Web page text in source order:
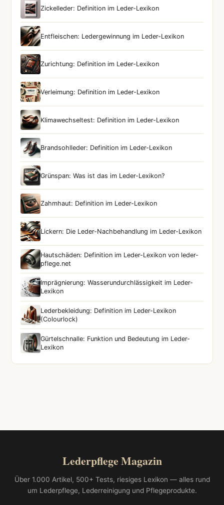
Zickelleder: Definition im Leder-Lexikon
Entfleischen: Ledergewinnung im Leder-Lexikon
Zurichtung: Definition im Leder-Lexikon
Verleimung: Definition im Leder-Lexikon
Klimawechseltest: Definition im Leder-Lexikon
Brandsohlleder: Definition im Leder-Lexikon
Grünspan: Was ist das im Leder-Lexikon?
Zahmhaut: Definition im Leder-Lexikon
Lickern: Die Leder-Nachbehandlung im Leder-Lexikon
Hautschäden: Definition im Leder-Lexikon von leder-
pflege.net
Imprägnierung: Wasserundurchlässigkeit im Leder-
Lexikon
Lederbekleidung: Definition im Leder-Lexikon
(Colourlock)
Gürtelschnalle: Funktion und Bedeutung im Leder-
Lexikon
Lederpflege Magazin
Über 1.000 Artikel, 500+ Tests, riesiges Lexikon — alles rund
um Lederpflege, Lederreinigung und Pflegeprodukte.